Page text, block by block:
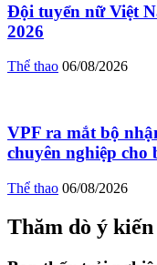
Đội tuyển nữ Việt
2026
Thể thao 06/08/2026
VPF ra mắt bộ
chuyên nghiệp cho
Thể thao 06/08/2026
Thăm dò ý kiến